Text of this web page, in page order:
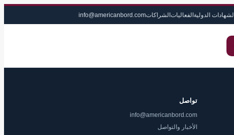
الشهادات الدولية الفعاليات الشراكاتinfo@americanbord.com
تواصل
info@americanbord.com
الأخبار والتواصل